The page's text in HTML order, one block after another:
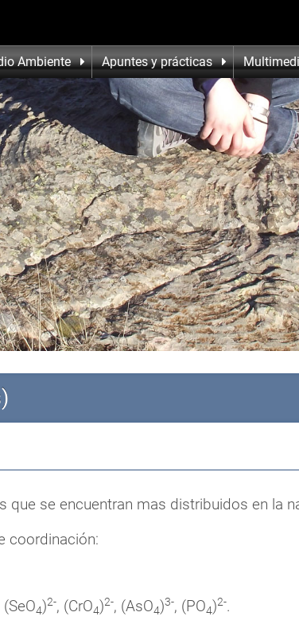
Ambiente Apuntes y prácticas
se encuentran mas distribuidos en la
coordinación:
(SeO4)2-, (CrO4)2-, (AsO4)3-, (PO4)2-.